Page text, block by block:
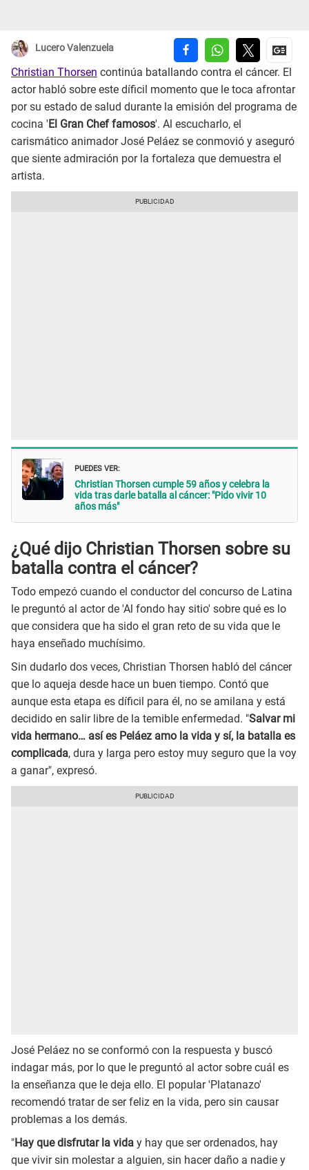
Lucero Valenzuela
Christian Thorsen continúa batallando contra el cáncer. El
actor habló sobre este díficil momento que le toca afrontar
por su estado de salud durante la emisión del programa de
cocina ' El Gran Chef famosos'. Al escucharlo, el
carismático animador José Peláez se conmovió y aseguró
que siente admiración por la fortaleza que demuestra el
artista.
PUEDES VER:
Christian Thorsen cumple 59 años y celebra la
vida tras darle batalla al cáncer: "Pido vivir 10
años más"
¿Qué dijo Christian Thorsen sobre su
batalla contra el cáncer?
Todo empezó cuando el conductor del concurso de Latina
le preguntó al actor de 'Al fondo hay sitio' sobre qué es lo
que considera que ha sido el gran reto de su vida que le
haya enseñado muchísimo.
Sin dudarlo dos veces, Christian Thorsen habló del cáncer
que lo aqueja desde hace un buen tiempo. Contó que
aunque esta etapa es díficil para él, no se amilana y está
decidido en salir libre de la temible enfermedad. "Salvar mi
vida hermano… así es Peláez amo la vida y sí, la batalla es
complicada, dura y larga pero estoy muy seguro que la voy
a ganar", expresó.
José Peláez no se conformó con la respuesta y buscó
indagar más, por lo que le preguntó al actor sobre cuál es
la enseñanza que le deja ello. El popular 'Platanazo'
recomendó tratar de ser feliz en la vida, pero sin causar
problemas a los demás.
"Hay que disfrutar la vida y hay que ser ordenados, hay
que vivir sin molestar a alguien, sin hacer daño a nadie y